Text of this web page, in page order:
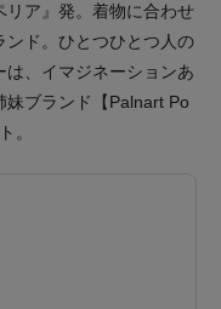
ア』発。着物に合わせ
ンド。ひとつひとつ人の
、イマジネーションあ
ブランド【Palnart Po
。